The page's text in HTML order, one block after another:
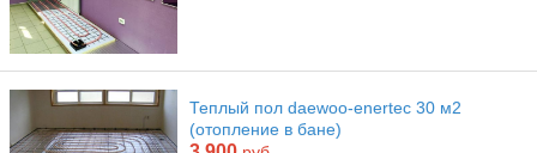
Теплый пол daewoo-enertec 30 м2
(отопление в бане)